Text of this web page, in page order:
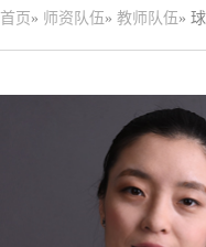
首页 » 师资队伍 » 教师队伍 »